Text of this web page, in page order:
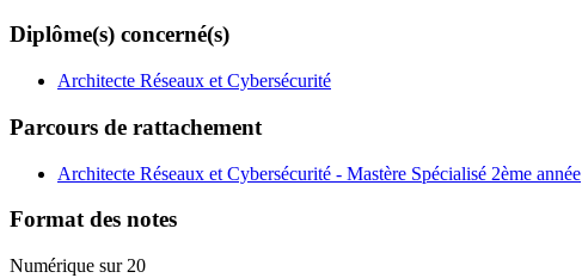
Diplôme(s) concerné(s)
Architecte Réseaux et Cybersécurité
Parcours de rattachement
Architecte Réseaux et Cybersécurité - Mastère Spécialisé 2ème année
Format des notes
Numérique sur 20